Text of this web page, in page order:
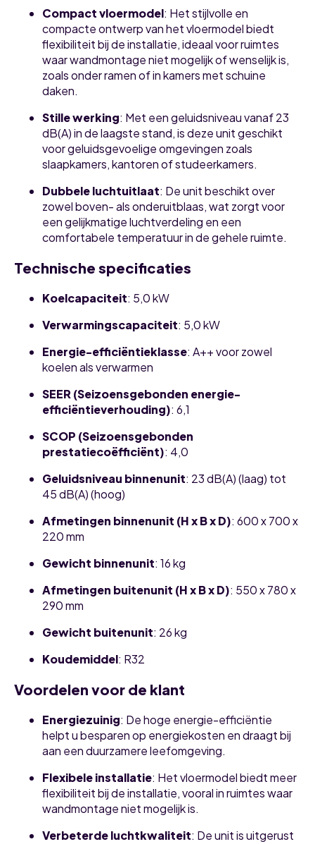
Compact vloermodel: Het stijlvolle en
compacte ontwerp van het vloermodel biedt
flexibiliteit bij de installatie, ideaal voor ruimtes
waar wandmontage niet mogelijk of wenselijk is,
zoals onder ramen of in kamers met schuine
daken.
Stille werking: Met een geluidsniveau vanaf 23
dB(A) in de laagste stand, is deze unit geschikt
voor geluidsgevoelige omgevingen zoals
slaapkamers, kantoren of studeerkamers.
Dubbele luchtuitlaat: De unit beschikt over
zowel boven- als onderuitblaas, wat zorgt voor
een gelijkmatige luchtverdeling en een
comfortabele temperatuur in de gehele ruimte.
Technische specificaties
Koelcapaciteit: 5,0 kW
Verwarmingscapaciteit: 5,0 kW
Energie-efficiëntieklasse: A++ voor zowel
koelen als verwarmen
SEER (Seizoensgebonden energie-
efficiëntieverhouding): 6,1
SCOP (Seizoensgebonden
prestatiecoëfficiënt): 4,0
Geluidsniveau binnenunit: 23 dB(A) (laag) tot
45 dB(A) (hoog)
Afmetingen binnenunit (H x B x D): 600 x 700 x
220 mm
Gewicht binnenunit: 16 kg
Afmetingen buitenunit (H x B x D): 550 x 780 x
290 mm
Gewicht buitenunit: 26 kg
Koudemiddel: R32
Voordelen voor de klant
Energiezuinig: De hoge energie-efficiëntie
helpt u besparen op energiekosten en draagt bij
aan een duurzamere leefomgeving.
Flexibele installatie: Het vloermodel biedt meer
flexibiliteit bij de installatie, vooral in ruimtes waar
wandmontage niet mogelijk is.
Verbeterde luchtkwaliteit: De unit is uitgerust